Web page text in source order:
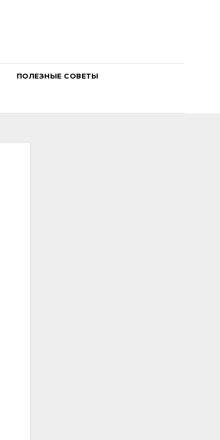
ПОЛЕЗНЫЕ СОВЕТЫ